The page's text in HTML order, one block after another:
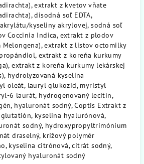
extrakt z kvetov vňate
disodná soľ EDTA,
kyseliny akrylovej, sodná soľ
Coccinia Indica, extrakt z plodov
Melongena), extrakt z listov octomilky
extrakt z koreňa kurkumy
extrakt z koreňa kurkumy lekárskej
hydrolyzovaná kyselina
oleát, lauryl glukozid, myristyl
6 laurát, hydrogenovaný lecitín,
hyaluronát sodný, Coptis Extrakt z
kyselina hyalurónová,
sodný, hydroxypropyltrimónium
draselný, krížový polymér
​​kyselina citrónová, citrát sodný,
hyaluronát sodný